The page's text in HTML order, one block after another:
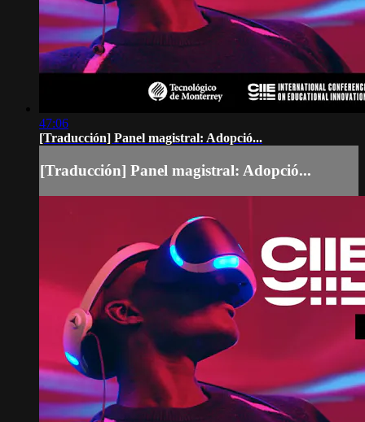
47:06
[Traducción] Panel magistral: Adopció...
[Traducción] Panel magistral: Adopció...